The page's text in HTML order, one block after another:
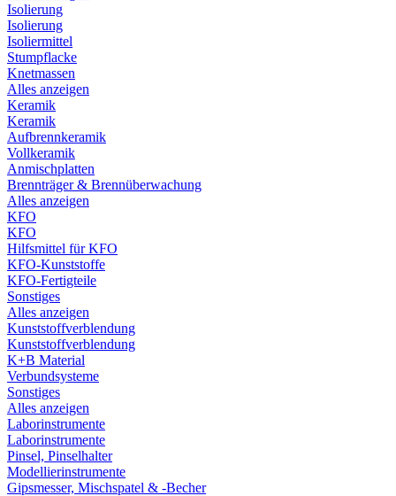
Isolierung
Isolierung
Isoliermittel
Stumpflacke
Knetmassen
Alles anzeigen
Keramik
Keramik
Aufbrennkeramik
Vollkeramik
Anmischplatten
Brennträger & Brennüberwachung
Alles anzeigen
KFO
KFO
Hilfsmittel für KFO
KFO-Kunststoffe
KFO-Fertigteile
Sonstiges
Alles anzeigen
Kunststoffverblendung
Kunststoffverblendung
K+B Material
Verbundsysteme
Sonstiges
Alles anzeigen
Laborinstrumente
Laborinstrumente
Pinsel, Pinselhalter
Modellierinstrumente
Gipsmesser, Mischspatel & -Becher